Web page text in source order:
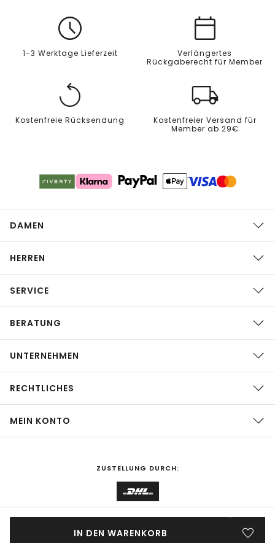
IN DEN WARENKORB
1-3 Werktage Lieferzeit
Verlängertes
Rückgaberecht für Member
Kostenfreie Rücksendung
Kostenfreier Versand für
Member ab 29€
DAMEN
HERREN
SERVICE
BERATUNG
UNTERNEHMEN
RECHTLICHES
MEIN KONTO
ZUSTELLUNG DURCH: